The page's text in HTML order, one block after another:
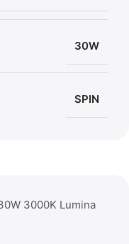
30W
SPIN
3000K Lumina